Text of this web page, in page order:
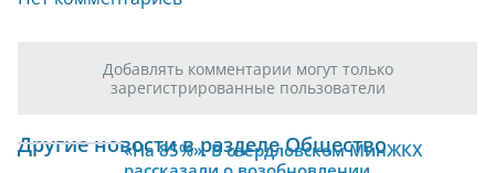
Добавлять комментарии могут только
зарегистрированные пользователи
Другие новости в разделе Общество
«На 85%». В свердловском МинЖКХ